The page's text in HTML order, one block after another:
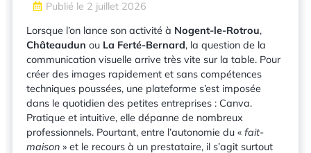
Publié le 2 juillet 2026
Lorsque l’on lance son activité à Nogent-le-Rotrou,
Châteaudun ou La Ferté-Bernard, la question de la
communication visuelle arrive très vite sur la table. Pour
créer des images rapidement et sans compétences
techniques poussées, une plateforme s’est imposée
dans le quotidien des petites entreprises : Canva.
Pratique et intuitive, elle dépanne de nombreux
professionnels. Pourtant, entre l’autonomie du « fait-
maison » et le recours à un prestataire, il s’agit surtout